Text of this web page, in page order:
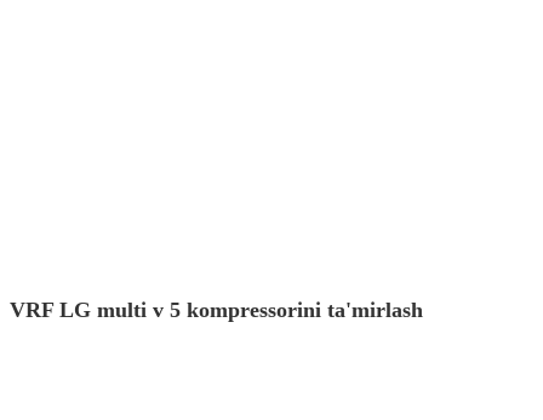
VRF LG multi v 5 kompressorini ta'mirlash